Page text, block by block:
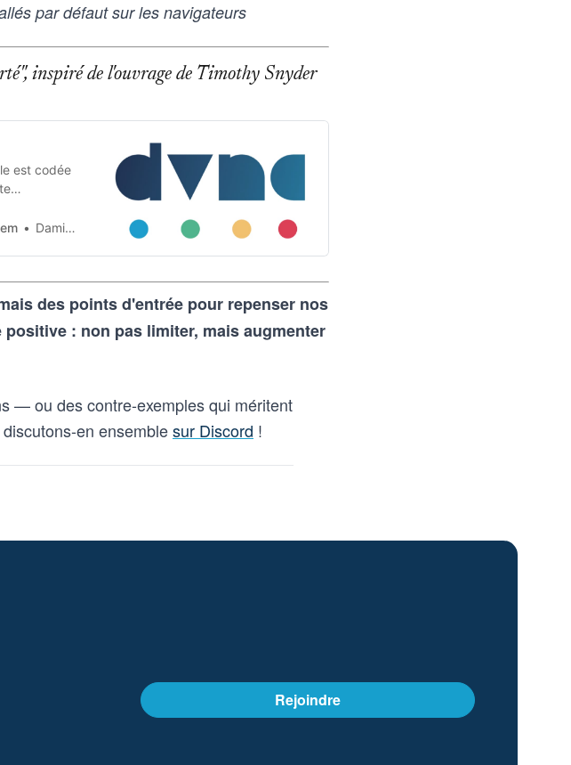
par défaut sur les navigateurs
inspiré de l'ouvrage de Timothy Snyder
est codée
et
Damien Van Achter
des points d'entrée pour repenser nos
: non pas limiter, mais augmenter
— ou des contre-exemples qui méritent
en ensemblesur Discord !
Rejoindre